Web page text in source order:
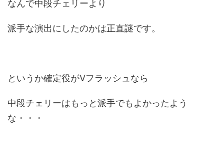
なんで中段チェリーより
派手な演出にしたのかは正直謎です。
というか確定役がVフラッシュなら
中段チェリーはもっと派手でもよかったよう
な・・・